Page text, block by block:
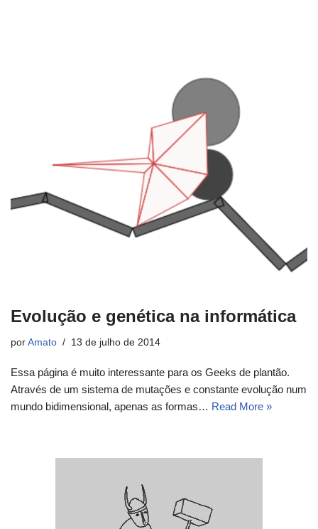
Evolução e genética na informática
por Amato 13 de julho de 2014
Essa página é muito interessante para os Geeks de plantão.
Através de um sistema de mutações e constante evolução num
mundo bidimensional, apenas as formas… Read More »